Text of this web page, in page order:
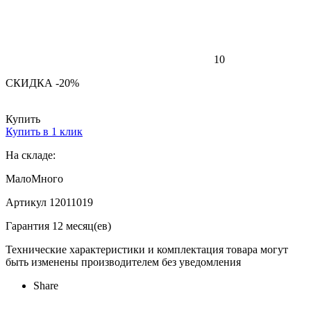
10
СКИДКА -20%
Купить
Купить в 1 клик
На складе:
МалоМного
Артикул 12011019
Гарантия 12 месяц(ев)
Технические характеристики и комплектация товара могут
быть изменены производителем без уведомления
Share